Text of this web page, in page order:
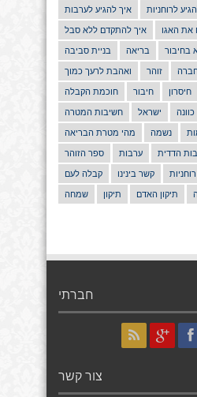
איך להגיע לערבות לרוחניות
איך להתקדם ללא סבל את האגו
בניית סביבה בריאה בחיבור
ואהבת לרעך כמוך זוהר
חוכמת הקבלה חיבור חיסרון
חשיבות המטרה ישראל כוונה
מהי מטרת הבריאה נשמה
ספר הזוהר ערבות הדדית
קבלה לעם קשר בינינו רוחניות
שמחה תיקון תיקון האדם
חברתי
צור קשר